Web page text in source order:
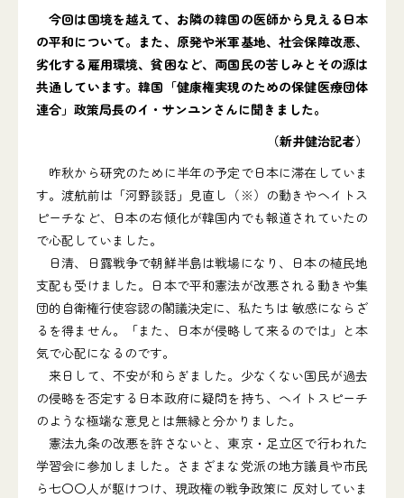
今回は国境を越えて、お隣の韓国の医師から見える日本
の平和について。また、原発や米軍基地、社会保障改悪、
劣化する雇用環境、貧困など、両国民の苦しみとその源は
共通しています。韓国「健康権実現のための保健医療団体
連合」政策局長のイ・サンユンさんに聞きました。
（新井健治記者）
昨秋から研究のために半年の予定で日本に滞在していま
す。渡航前は「河野談話」見直し（※）の動きやヘイトス
ピーチなど、日本の右傾化が韓国内でも報道されていたの
で心配していました。
日清、日露戦争で朝鮮半島は戦場になり、日本の植民地
支配も受けました。日本で平和憲法が改悪される動きや集
団的自衛権行使容認の閣議決定に、私たちは 敏感にならざ
るを得ません。「また、日本が侵略して来るのでは」と本
気で心配になるのです。
来日して、不安が和らぎました。少なくない国民が過去
の侵略を否定する日本政府に疑問を持ち、ヘイトスピーチ
のような極端な意見とは無縁と分かりました。
憲法九条の改悪を許さないと、東京・足立区で行われた
学習会に参加しました。さまざまな党派の地方議員や市民
ら七〇〇人が駆けつけ、現政権の戦争政策に 反対していま